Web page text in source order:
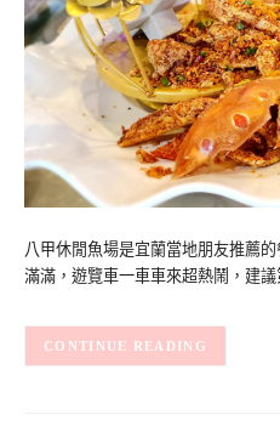
八甲休閒魚場是宜蘭當地朋友推薦
滿滿，遊覽車一車車來超熱鬧，建
CONTINUE READING